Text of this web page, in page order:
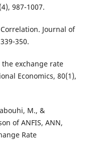
987-1007.
Journal of
350.
the exchange rate
Economics, 80(1),
M., &
of ANFIS, ANN,
Rate